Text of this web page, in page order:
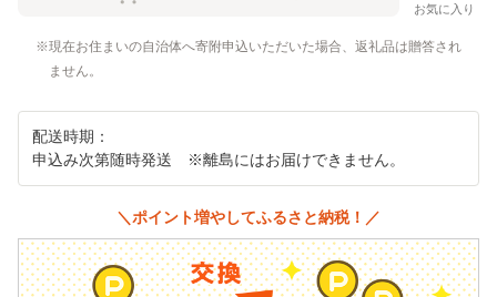
お気に入り
現在お住まいの自治体へ寄附申込いただいた場合、返礼品は贈答され
ません。
配送時期：
申込み次第随時発送 ※離島にはお届けできません。
＼ポイント増やしてふるさと納税！／